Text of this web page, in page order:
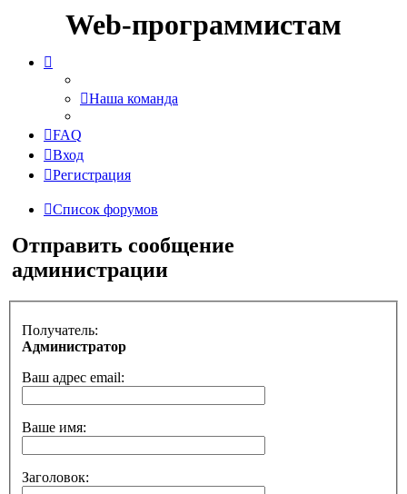
Web-программистам
Наша команда
FAQ
Вход
Регистрация
Список форумов
Отправить сообщение
администрации
Получатель:
Администратор
Ваш адрес email:
Ваше имя:
Заголовок: